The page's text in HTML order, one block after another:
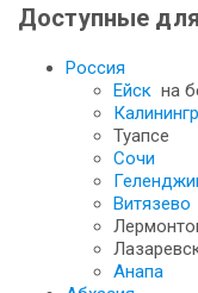
Доступные
Россия
Ейск на
Туапсе
Сочи
Витязево
Анапа